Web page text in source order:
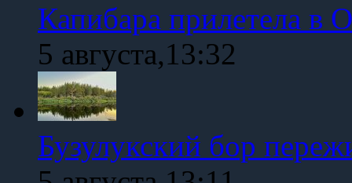
Капибара прилетела в
5 августа,13:32
Бузулукский бор